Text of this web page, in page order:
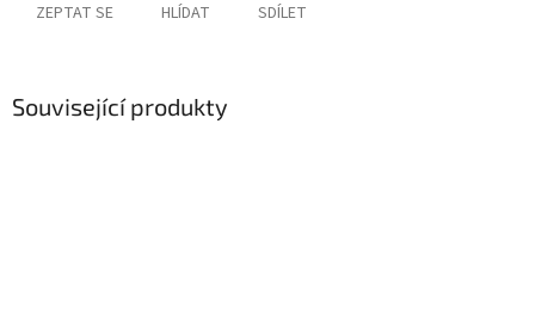
ZEPTAT SE HLÍDAT SDÍLET
Související produkty